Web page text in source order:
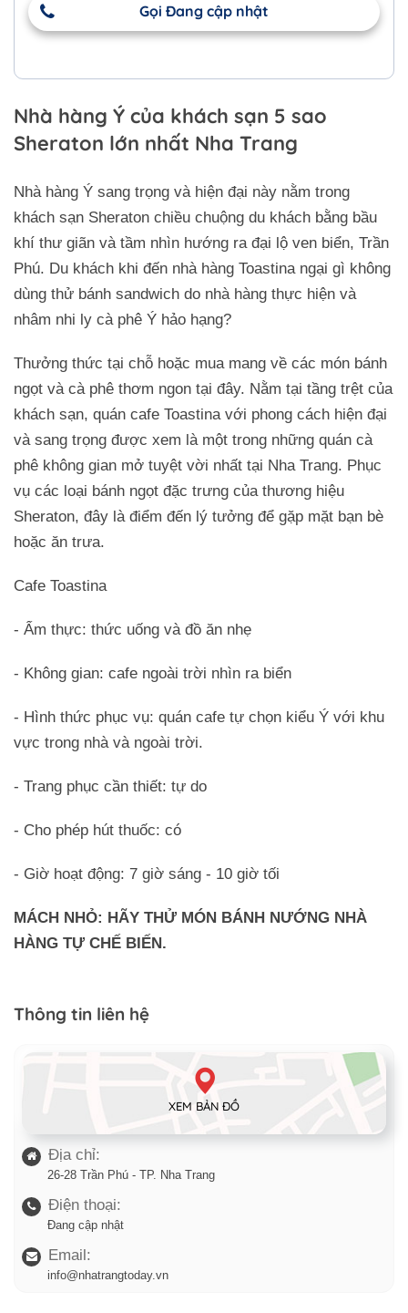
Gọi Đang cập nhật
Nhà hàng Ý của khách sạn 5 sao
Sheraton lớn nhất Nha Trang
Nhà hàng Ý sang trọng và hiện đại này nằm trong
khách sạn Sheraton chiều chuộng du khách bằng bầu
khí thư giãn và tầm nhìn hướng ra đại lộ ven biển, Trần
Phú. Du khách khi đến nhà hàng Toastina ngại gì không
dùng thử bánh sandwich do nhà hàng thực hiện và
nhâm nhi ly cà phê Ý hảo hạng?
Thưởng thức tại chỗ hoặc mua mang về các món bánh
ngọt và cà phê thơm ngon tại đây. Nằm tại tầng trệt của
khách sạn, quán cafe Toastina với phong cách hiện đại
và sang trọng được xem là một trong những quán cà
phê không gian mở tuyệt vời nhất tại Nha Trang. Phục
vụ các loại bánh ngọt đặc trưng của thương hiệu
Sheraton, đây là điểm đến lý tưởng để gặp mặt bạn bè
hoặc ăn trưa.
Cafe Toastina
- Ẩm thực: thức uống và đồ ăn nhẹ
- Không gian: cafe ngoài trời nhìn ra biển
- Hình thức phục vụ: quán cafe tự chọn kiểu Ý với khu
vực trong nhà và ngoài trời.
- Trang phục cần thiết: tự do
- Cho phép hút thuốc: có
- Giờ hoạt động: 7 giờ sáng - 10 giờ tối
MÁCH NHỎ: HÃY THỬ MÓN BÁNH NƯỚNG NHÀ
HÀNG TỰ CHẾ BIẾN.
Thông tin liên hệ
XEM BẢN ĐỒ
Địa chỉ:
26-28 Trần Phú - TP. Nha Trang
Điện thoại:
Đang cập nhật
Email:
info@nhatrangtoday.vn